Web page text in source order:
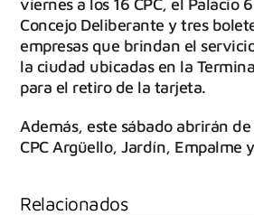
Concejo Deliberante y tres
empresas que brindan el
la ciudad ubicadas en la
para el retiro de la tarjeta.
Además, este sábado abrirán
CPC Argüello, Jardín, Empalme
Relacionados